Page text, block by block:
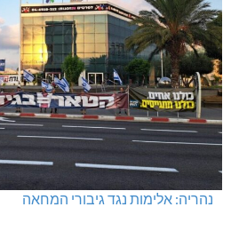
נהריה: אלימות נגד גיבורי המחאה